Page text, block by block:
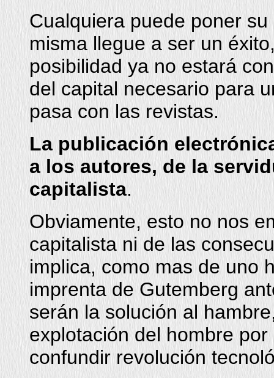
Cualquiera puede poner
misma llegue a ser un
posibilidad ya no estará
del capital necesario para
pasa con las revistas.
La publicación
a los autores, de la
capitalista.
Obviamente, esto no nos
capitalista ni de las
implica, como mas de uno
imprenta de Gutemberg
serán la solución al
explotación del hombre
confundir revolución